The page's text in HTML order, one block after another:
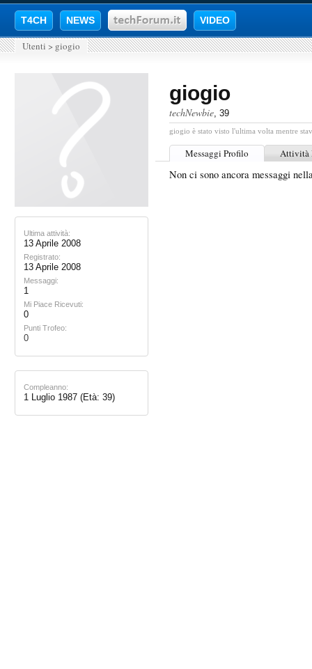
T4CH NEWS VIDEO
Utenti > giogio
Ultima attività:
13 Aprile 2008
Registrato:
13 Aprile 2008
Messaggi:
1
Mi Piace Ricevuti:
0
Punti Trofeo:
0
Compleanno:
1 Luglio 1987 (Età: 39)
giogio
techNewbie, 39
giogio è stato visto l'ultima volta mentre
Messaggi Profilo Attività
Non ci sono ancora messaggi